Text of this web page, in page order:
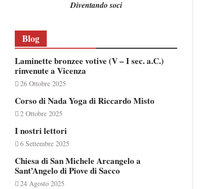
Diventando soci
Blog
Laminette bronzee votive (V – I sec. a.C.)
rinvenute a Vicenza
26 Ottobre 2025
Corso di Nada Yoga di Riccardo Misto
2 Ottobre 2025
I nostri lettori
6 Settembre 2025
Chiesa di San Michele Arcangelo a
Sant’Angelo di Piove di Sacco
24 Agosto 2025